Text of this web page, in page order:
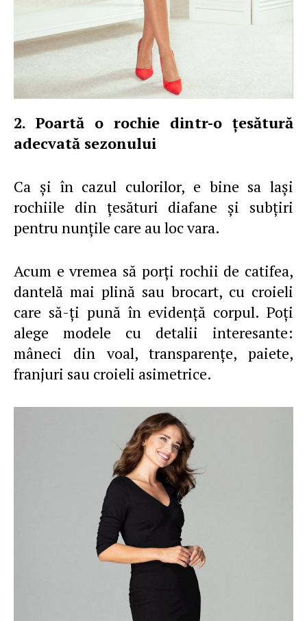
2. Poartă o rochie dintr-o ţesătură
adecvată sezonului
Ca şi în cazul culorilor, e bine sa laşi
rochiile din ţesături diafane şi subţiri
pentru nunţile care au loc vara.
Acum e vremea să porţi rochii de catifea,
dantelă mai plină sau brocart, cu croieli
care să-ţi pună în evidenţă corpul. Poţi
alege modele cu detalii interesante:
mâneci din voal, transparenţe, paiete,
franjuri sau croieli asimetrice.